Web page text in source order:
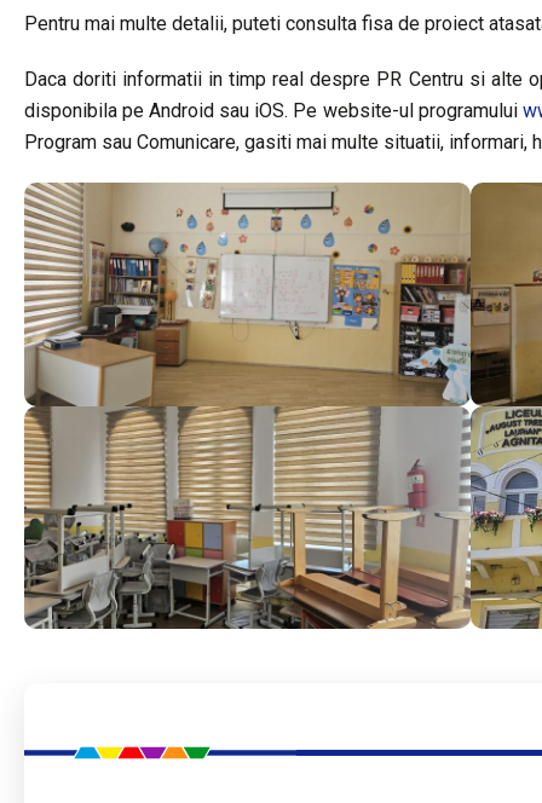
Pentru mai multe detalii, puteti consulta fisa de proiect
Daca doriti informatii in timp real despre PR Centru si alte
disponibila pe Android sau iOS. Pe website-ul programului
Program sau Comunicare, gasiti mai multe situatii,